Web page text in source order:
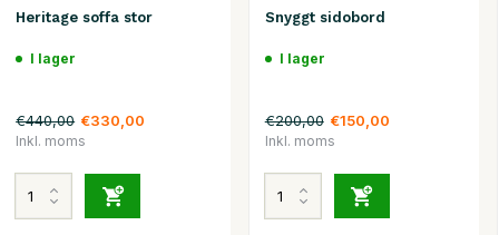
Heritage soffa stor
I lager
€440,00 €330,00
Inkl. moms
Snyggt sidobord
I lager
€200,00 €150,00
Inkl. moms